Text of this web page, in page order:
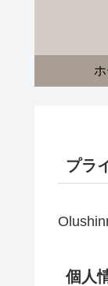
プラ
個人